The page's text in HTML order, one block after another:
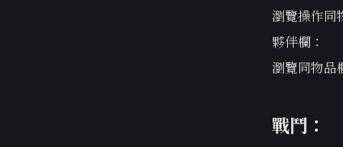
瀏覽操作同
夥伴欄：
瀏覽同物品
戰鬥：